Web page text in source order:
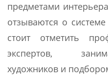
предметами
отзываются о
стоит отметить
экспертов,
художников и